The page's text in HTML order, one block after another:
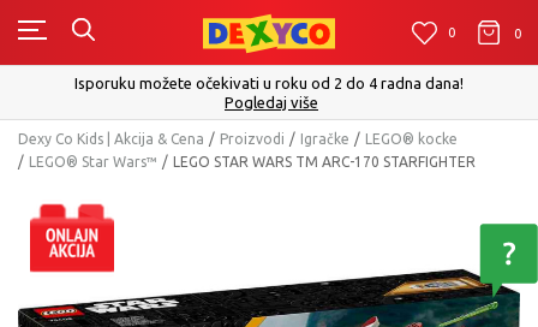
0 0 0
Isporuku možete očekivati u roku od 2 do 4 radna dana!
Pogledaj više
Dexy Co Kids | Akcija & Cena Proizvodi Igračke
LEGO® kocke
LEGO® Star Wars™
LEGO STAR WARS TM ARC-170 STARFIGHTER